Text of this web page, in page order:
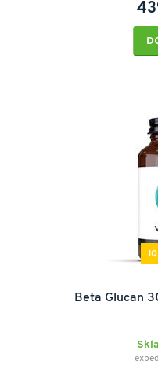
Beta Glucan